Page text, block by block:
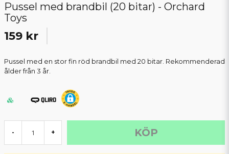
Pussel med brandbil (20 bitar) - Orchard
Toys
159 kr
Pussel med en stor fin röd brandbil med 20 bitar. Rekommenderad
ålder från 3 år.
- + KÖP